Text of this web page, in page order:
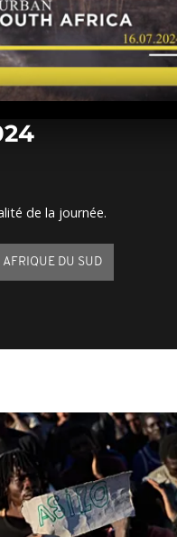
de la journée.
AFRIQUE DU SUD